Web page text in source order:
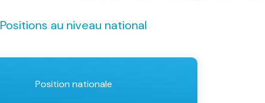
Positions au niveau national
Position nationale